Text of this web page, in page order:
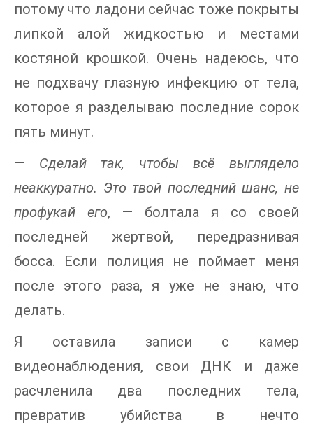
потому что ладони сейчас тоже покрыты
липкой алой жидкостью и местами
костяной крошкой. Очень надеюсь, что
не подхвачу глазную инфекцию от тела,
которое я разделываю последние сорок
пять минут.
— Сделай так, чтобы всё выглядело
неаккуратно. Это твой последний шанс, не
профукай его, — болтала я со своей
последней жертвой, передразнивая
босса. Если полиция не поймает меня
после этого раза, я уже не знаю, что
делать.
Я оставила записи с камер
видеонаблюдения, свои ДНК и даже
расчленила два последних тела,
превратив убийства в нечто